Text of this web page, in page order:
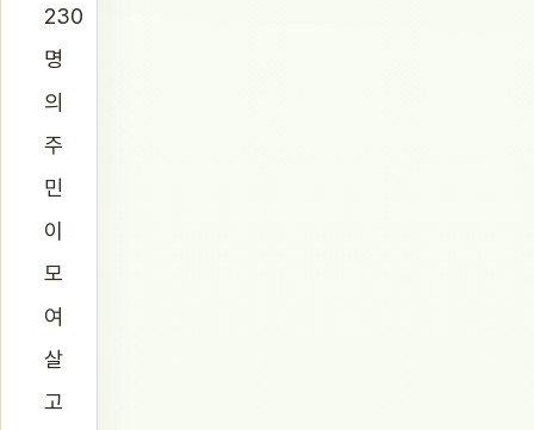
230
명
의
주
민
이
모
여
살
고